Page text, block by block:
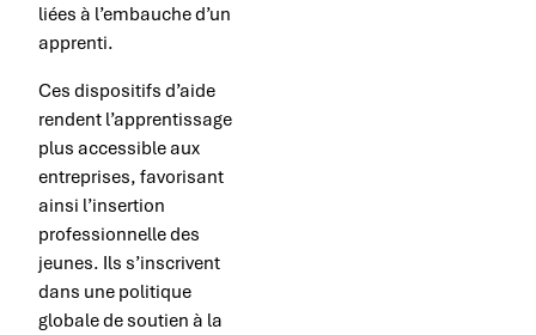
liées à l’embauche d’un
apprenti.
Ces dispositifs d’aide
rendent l’apprentissage
plus accessible aux
entreprises, favorisant
ainsi l’insertion
professionnelle des
jeunes. Ils s’inscrivent
dans une politique
globale de soutien à la